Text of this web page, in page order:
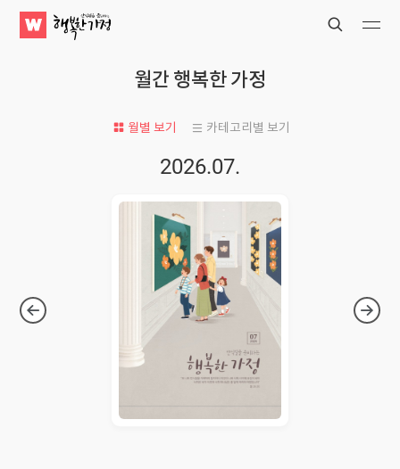
WATV
행
Search
Submit Submit
월간 행복한 가정
월별 보기 카테고리별 보기
2026.07.
Next
Issue
Issue